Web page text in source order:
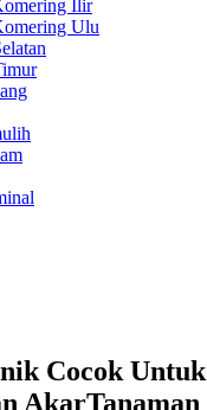
Ilir
Ulu
Cocok Untuk
AkarTanaman